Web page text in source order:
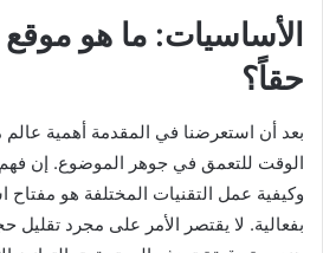
الأساسيات: ما هو
حقاً؟
بعد أن استعرضنا في المقدمة أهمية
الوقت للتعمق في جوهر الموضوع. إن
وكيفية عمل التقنيات المختلفة هو مفتاح
بفعالية. لا يقتصر الأمر على مجرد تقليل